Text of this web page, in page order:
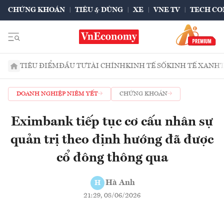
CHỨNG KHOÁN TIÊU & DÙNG XE VNE TV TECH
TIÊU ĐIỂMĐẦU TƯTÀI CHÍNHKINH TẾ SỐKINH TẾ XANH
DOANH NGHIỆP NIÊM YẾT CHỨNG KHOÁN
Eximbank tiếp tục cơ cấu nhân sự
quản trị theo định hướng đã được
cổ đông thông qua
H Hà Anh
21:29, 08/06/2026